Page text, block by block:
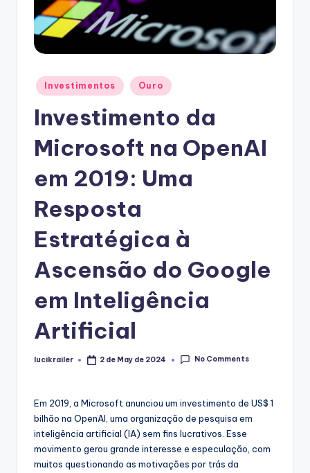
Posted
in
Investimentos Ouro
Investimento da
Microsoft na OpenAI
em 2019: Uma
Resposta
Estratégica à
Ascensão do Google
em Inteligência
Artificial
Posted
lucikrailer 2 de May de 2024 No Comments
Em 2019, a Microsoft anunciou um investimento de US$ 1
bilhão na OpenAI, uma organização de pesquisa em
inteligência artificial (IA) sem fins lucrativos. Esse
movimento gerou grande interesse e especulação, com
muitos questionando as motivações por trás da